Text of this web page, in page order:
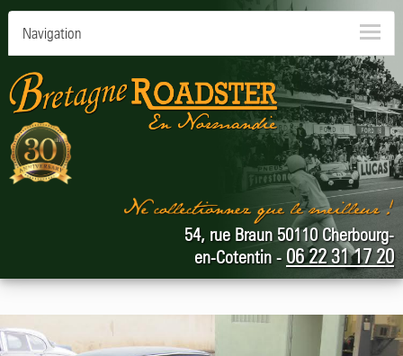
Navigation
54, rue Braun 50110 Cherbourg-
en-Cotentin - 06 22 31 17 20